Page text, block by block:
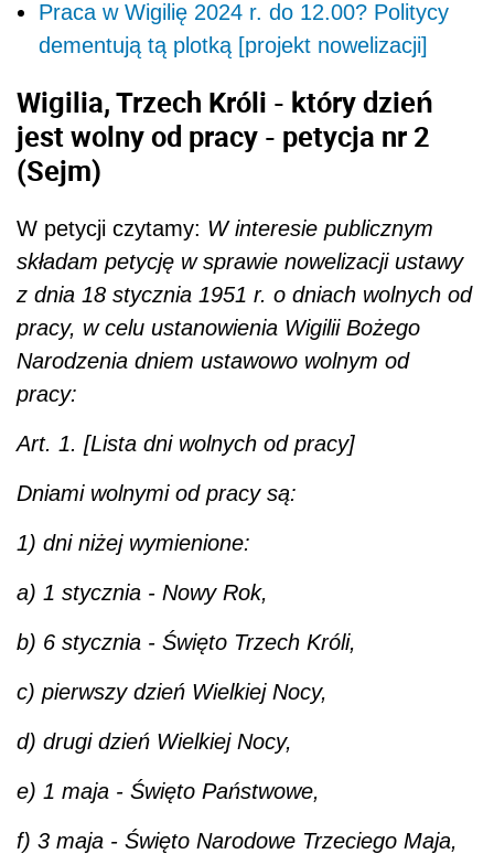
Praca w Wigilię 2024 r. do 12.00? Politycy
dementują tą plotką [projekt nowelizacji]
Wigilia, Trzech Króli - który dzień
jest wolny od pracy - petycja nr 2
(Sejm)
W petycji czytamy: W interesie publicznym
składam petycję w sprawie nowelizacji ustawy
z dnia 18 stycznia 1951 r. o dniach wolnych od
pracy, w celu ustanowienia Wigilii Bożego
Narodzenia dniem ustawowo wolnym od
pracy:
Art. 1. [Lista dni wolnych od pracy]
Dniami wolnymi od pracy są:
1) dni niżej wymienione:
a) 1 stycznia - Nowy Rok,
b) 6 stycznia - Święto Trzech Króli,
c) pierwszy dzień Wielkiej Nocy,
d) drugi dzień Wielkiej Nocy,
e) 1 maja - Święto Państwowe,
f) 3 maja - Święto Narodowe Trzeciego Maja,